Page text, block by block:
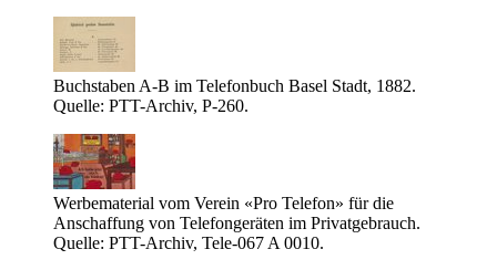
Buchstaben A-B im Telefonbuch Basel Stadt, 1882.
Quelle: PTT-Archiv, P-260.
Werbematerial vom Verein «Pro Telefon» für die
Anschaffung von Telefongeräten im Privatgebrauch.
Quelle: PTT-Archiv, Tele-067 A 0010.